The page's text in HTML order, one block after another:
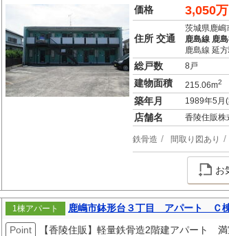
価格
3,050
住所 交通
茨城県鹿嶋
鹿島線 鹿
鹿島線 延
総戸数 8戸
建物面積 215.06m2
築年月 1989年5月
店舗名 香陵住販
鉄骨造 間取り図あり
お
1棟アパート
鹿嶋市鉢形台３丁目 アパート Ｃ
Point
【香陵住販】軽量鉄骨造2階建アパート